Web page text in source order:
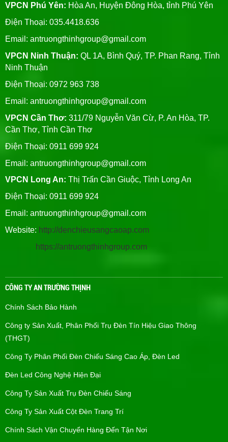
VPCN Phú Yên: Hòa An, Huyện Đông Hòa, tỉnh Phú Yên
Điện Thoại: 035.4418.636
Email: antruongthinhgroup@gmail.com
VPCN Ninh Thuận: QL 1A, Bình Quý, TP. Phan Rang, Tỉnh
Ninh Thuận
Điện Thoại: 0972 963 738
Email: antruongthinhgroup@gmail.com
VPCN Cần Thơ: 311/79 Nguyễn Văn Cừ, P. An Hòa, TP.
Cần Thơ, Tỉnh Cần Thơ
Điện Thoại: 0911 699 924
Email: antruongthinhgroup@gmail.com
VPCN Long An: Thị Trấn Cần Giuộc, Tỉnh Long An
Điện Thoại: 0911 699 924
Email: antruongthinhgroup@gmail.com
Website: http://denchieusangcaoap.com
https://antruongthinhgroup.com
CÔNG TY AN TRƯỜNG THỊNH
Chính Sách Bảo Hành
Công ty Sản Xuất, Phân Phối Trụ Đèn Tín Hiệu Giao Thông
(THGT)
Công Ty Phân Phối Đèn Chiếu Sáng Cao Áp, Đèn Led
Đèn Led Công Nghệ Hiện Đại
Công Ty Sản Xuất Trụ Đèn Chiếu Sáng
Công Ty Sản Xuất Cột Đèn Trang Trí
Chính Sách Vận Chuyển Hàng Đến Tận Nơi